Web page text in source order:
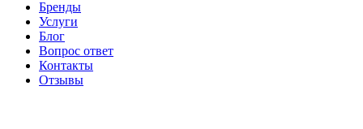
Бренды
Услуги
Блог
Вопрос ответ
Контакты
Отзывы